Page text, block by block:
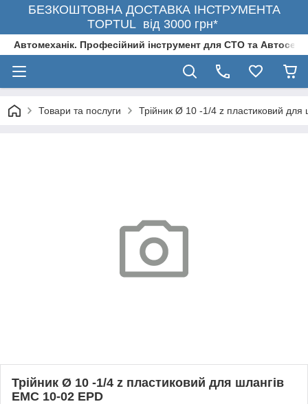
БЕЗКОШТОВНА ДОСТАВКА ІНСТРУМЕНТА
TOPTUL від 3000 грн*
Автомеханік. Професійний інструмент для СТО та
Товари та послуги Трійник Ø 10 -1/4 z пластиковий для
Трійник Ø 10 -1/4 z пластиковий для шлангів
EMC 10-02 EPD